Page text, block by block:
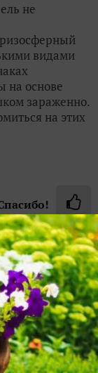
не
видами
на основе
зараженно.
на этих
ярус